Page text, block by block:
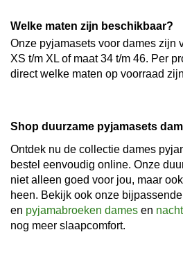
Welke maten zijn beschikbaar?
Onze pyjamasets voor dames zijn
XS t/m XL of maat 34 t/m 46. Per
direct welke maten op voorraad
Shop duurzame pyjamasets
Ontdek nu de collectie dames
bestel eenvoudig online. Onze
niet alleen goed voor jou, maar
heen. Bekijk ook onze bijpassende
en pyjamabroeken dames en
nog meer slaapcomfort.